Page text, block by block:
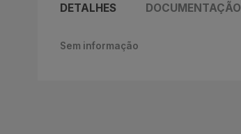
DETALHES DOCUMENTAÇÃO
Sem informação